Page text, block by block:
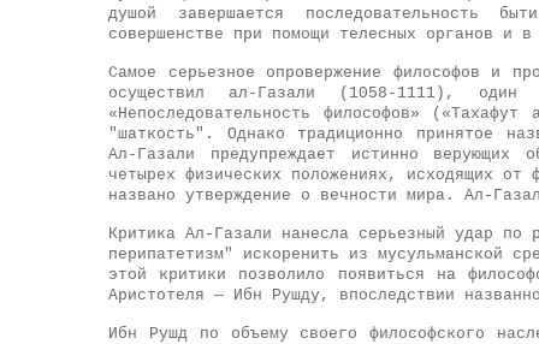
душой завершается последовательность
совершенстве при помощи телесных органов
Самое серьезное опровержение философов и
осуществил ал-Газали (1058-1111),
«Непоследовательность философов»
"шаткость". Однако традиционно принятое
Ал-Газали предупреждает истинно верующих
четырех физических положениях, исходящих
названо утверждение о вечности мира. Ал-
Критика Ал-Газали нанесла серьезный удар
перипатетизм" искоренить из мусульманской
этой критики позволило появиться на
Аристотеля — Ибн Рушду, впоследствии
Ибн Рушд по объему своего философского